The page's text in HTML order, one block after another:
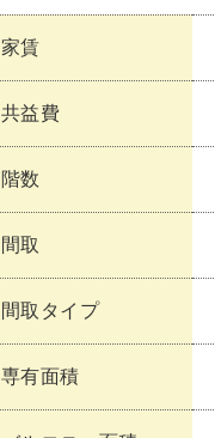
家賃
共益費
階数
間取
間取タイプ
専有面積